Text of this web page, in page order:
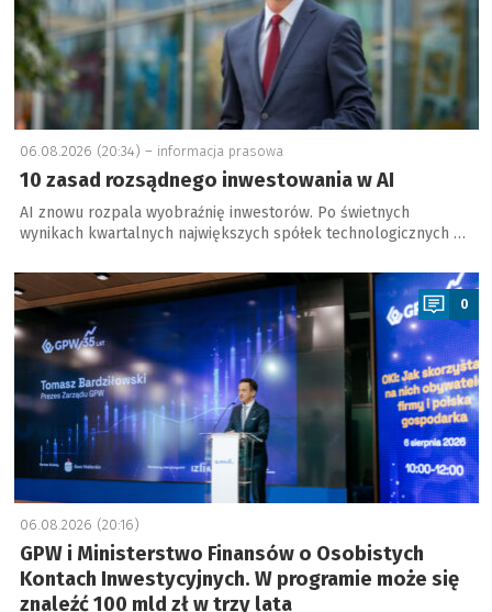
06.08.2026 (20:34) – informacja prasowa
10 zasad rozsądnego inwestowania w AI
AI znowu rozpala wyobraźnię inwestorów. Po świetnych
wynikach kwartalnych największych spółek technologicznych …
a
0
06.08.2026 (20:16)
GPW i Ministerstwo Finansów o Osobistych
Kontach Inwestycyjnych. W programie może się
znaleźć 100 mld zł w trzy lata